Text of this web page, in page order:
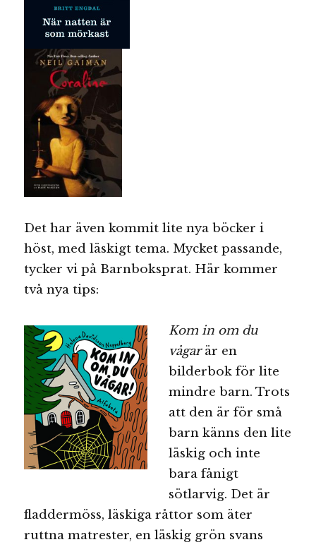
Det har även kommit lite nya böcker i
höst, med läskigt tema. Mycket passande,
tycker vi på Barnboksprat. Här kommer
två nya tips:
Kom in om du
vågarär en
bilderbok för lite
mindre barn. Trots
att den är för små
barn känns den lite
läskig och inte
bara fånigt
sötlarvig. Det är
fladdermöss, läskiga råttor som äter
ruttna matrester, en läskig grön svans